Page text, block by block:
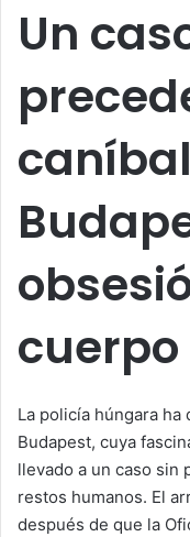
Un
La policía húngara
Budapest, cuya
llevado a un caso sin
restos humanos. El
después de que la